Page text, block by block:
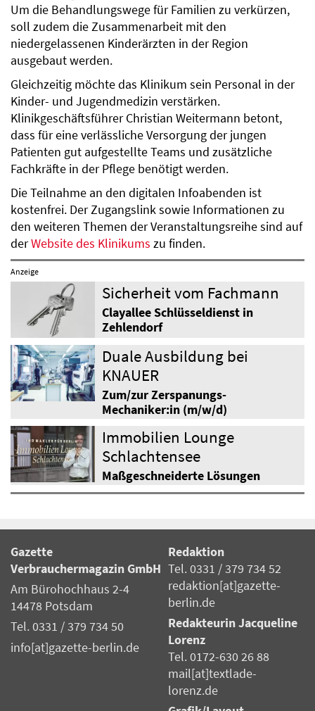
Um die Behandlungswege für Familien zu verkürzen,
soll zudem die Zusammenarbeit mit den
niedergelassenen Kinderärzten in der Region
ausgebaut werden.
Gleichzeitig möchte das Klinikum sein Personal in der
Kinder- und Jugendmedizin verstärken.
Klinikgeschäftsführer Christian Weitermann betont,
dass für eine verlässliche Versorgung der jungen
Patienten gut aufgestellte Teams und zusätzliche
Fachkräfte in der Pflege benötigt werden.
Die Teilnahme an den digitalen Infoabenden ist
kostenfrei. Der Zugangslink sowie Informationen zu
den weiteren Themen der Veranstaltungsreihe sind auf
derWebsite des Klinikums zu finden.
Anzeige
Sicherheit vom Fachmann
Clayallee Schlüsseldienst in
Zehlendorf
Duale Ausbildung bei
KNAUER
Zum/zur Zerspanungs-
Mechaniker:in (m/w/d)
Immobilien Lounge
Schlachtensee
Maßgeschneiderte Lösungen
Gazette
Verbrauchermagazin GmbH
Am Bürohochhaus 2-4
14478 Potsdam
Tel. 0331 / 379 734 50
info[at]gazette-berlin.de
Redaktion
Tel. 0331 / 379 734 52
redaktion[at]gazette-
berlin.de
Redakteurin Jacqueline
Lorenz
Tel. 0172-630 26 88
mail[at]textlade-
lorenz.de